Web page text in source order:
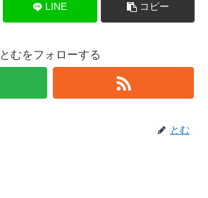
LINE コピー
とむをフォローする
とむ